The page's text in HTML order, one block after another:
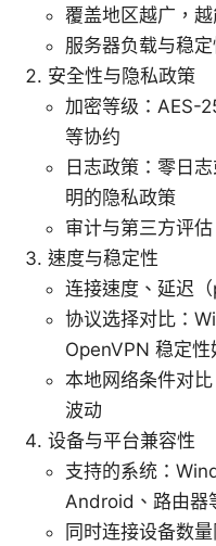
覆盖地区越广，
服务器负载与稳
安全性与隐私政策
加密等级：AES-
等协约
日志政策：零日
明的隐私政策
审计与第三方评
速度与稳定性
连接速度、延迟
协议选择对比：
OpenVPN 稳定性
本地网络条件对
波动
设备与平台兼容性
支持的系统：
Android、路由器
同时连接设备数量